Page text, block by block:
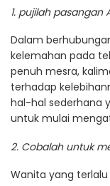
1. pujilah pasangan
Dalam
kelemahan pada
penuh mesra,
terhadap
hal-hal sederhana
untuk mulai
2. Cobalah untuk
Wanita yang